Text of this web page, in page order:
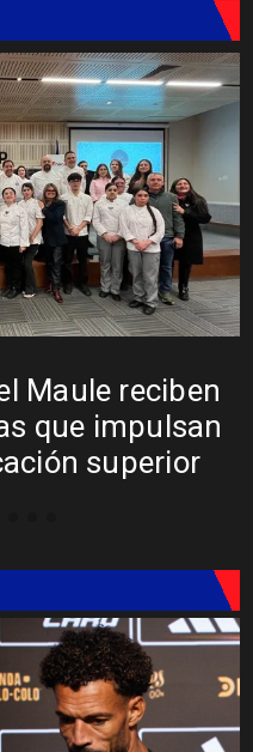
Álvarez-
regional